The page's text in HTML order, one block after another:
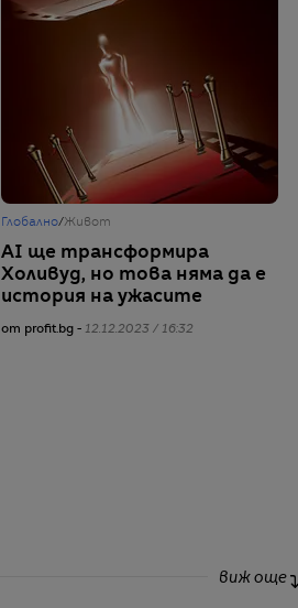
Глобално/Живот
AI ще трансформира
Холивуд, но това няма да е
история на ужасите
от profit.bg - 12.12.2023 / 16:32
виж още